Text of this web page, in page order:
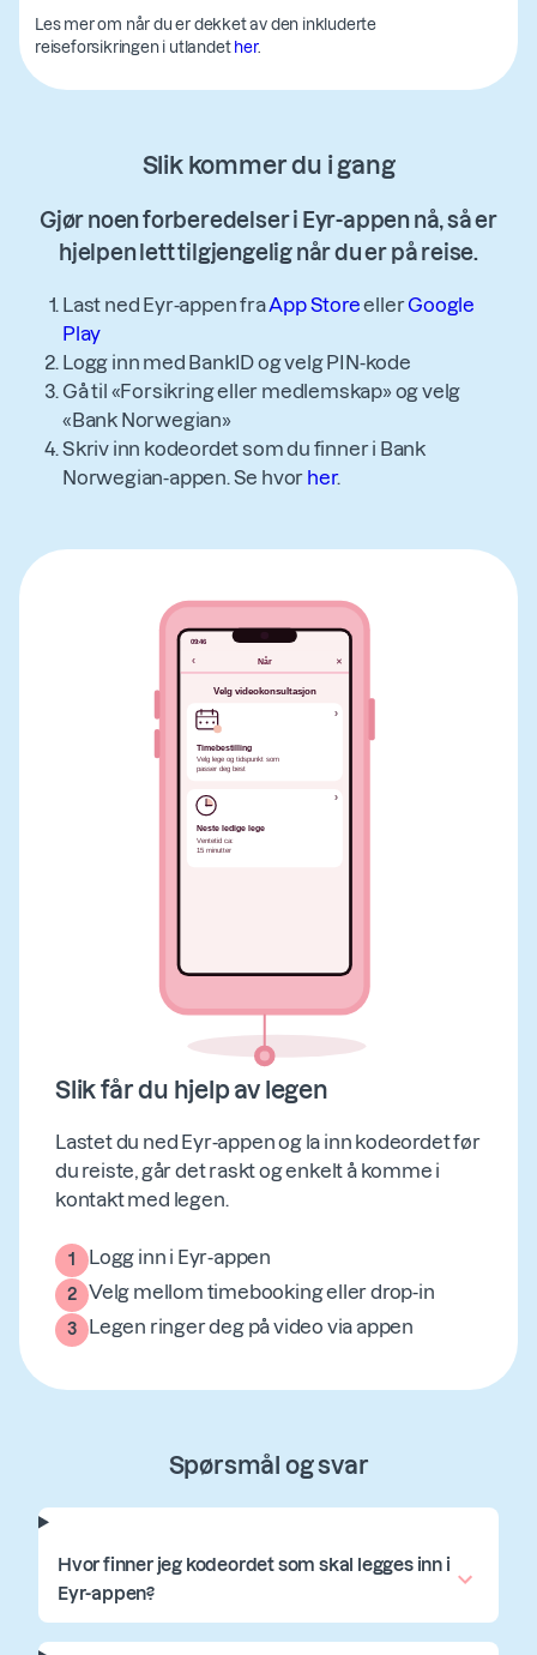
Les mer om når du er dekket av den inkluderte
reiseforsikringen i utlandet her.
Slik kommer du i gang
Gjør noen forberedelser i Eyr-appen nå, så er
hjelpen lett tilgjengelig når du er på reise.
Last ned Eyr-appen fraApp StoreellerGoogle
Play
Logg inn med BankID og velg PIN-kode
Gå til «Forsikring eller medlemskap» og velg
«Bank Norwegian»
Skriv inn kodeordet som du finner i Bank
Norwegian-appen. Se hvor her.
Slik får du hjelp av legen
Lastet du ned Eyr-appen og la inn kodeordet før
du reiste, går det raskt og enkelt å komme i
kontakt med legen.
1 Logg inn i Eyr-appen
2 Velg mellom timebooking eller drop-in
3 Legen ringer deg på video via appen
Spørsmål og svar
Hvor finner jeg kodeordet som skal legges inn i
Eyr-appen?